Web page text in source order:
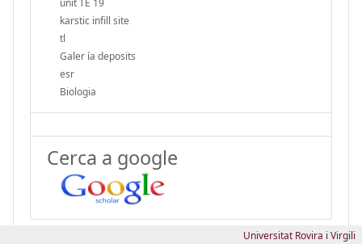
unit TE 19
karstic infill site
tl
Galer ía deposits
esr
Biologia
Cerca a google
Universitat Rovira i Virgili